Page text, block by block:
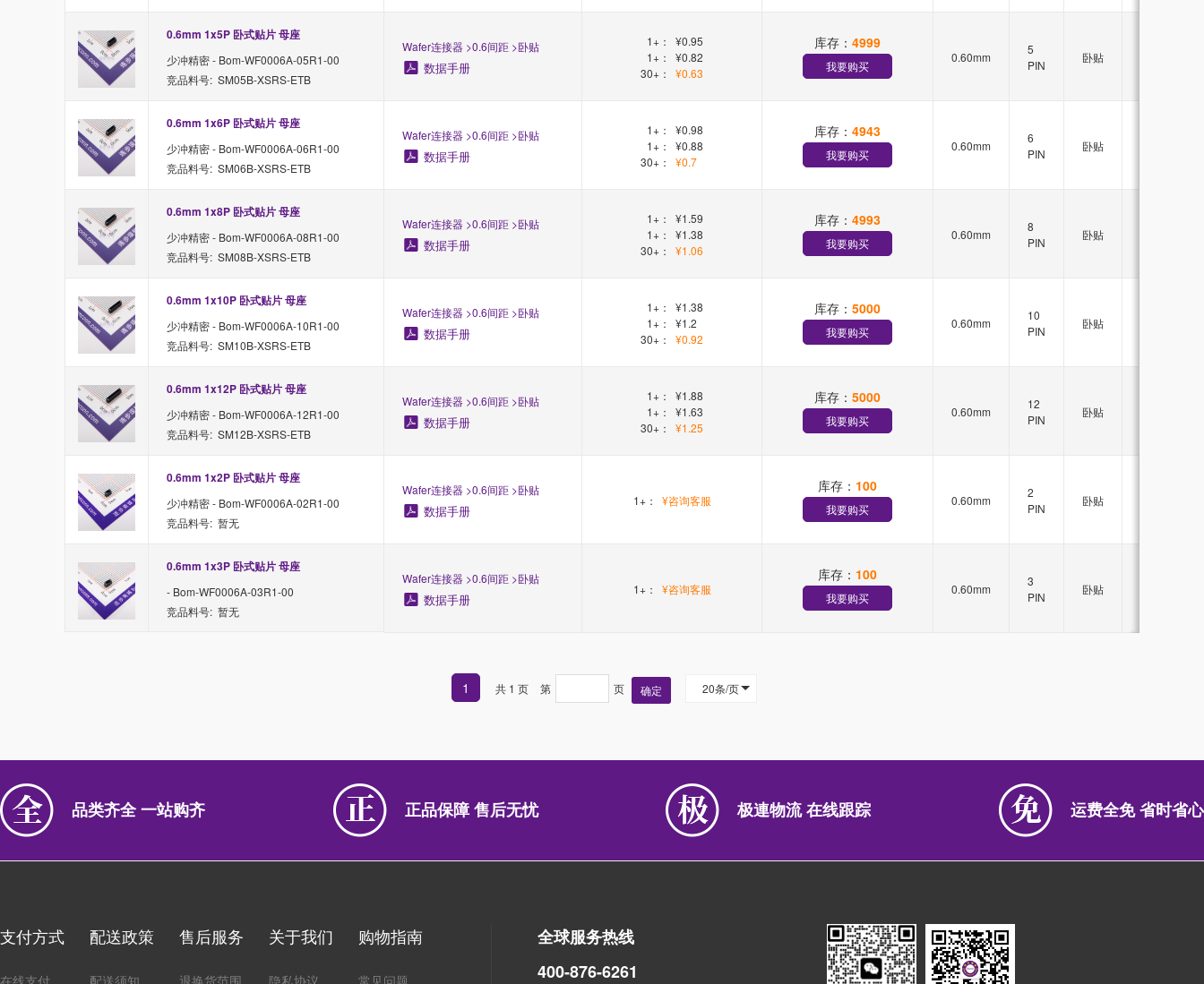
0.6mm 1x5P 卧式贴片 母座
少冲精密 - Bom-WF0006A-05R1-00
竞品料号: SM05B-XSRS-ETB
Wafer连接器 >0.6间距 >卧贴
数据手册
1+：
¥0.95
1+：
¥0.82
30+：
¥0.63
库存： 4999
我要购买
0.60mm
5
PIN
卧贴
0.6mm 1x6P 卧式贴片 母座
少冲精密 - Bom-WF0006A-06R1-00
竞品料号: SM06B-XSRS-ETB
Wafer连接器 >0.6间距 >卧贴
数据手册
1+：
¥0.98
1+：
¥0.88
30+：
¥0.7
库存： 4943
我要购买
0.60mm
6
PIN
卧贴
0.6mm 1x8P 卧式贴片 母座
少冲精密 - Bom-WF0006A-08R1-00
竞品料号: SM08B-XSRS-ETB
Wafer连接器 >0.6间距 >卧贴
数据手册
1+：
¥1.59
1+：
¥1.38
30+：
¥1.06
库存： 4993
我要购买
0.60mm
8
PIN
卧贴
0.6mm 1x10P 卧式贴片 母座
少冲精密 - Bom-WF0006A-10R1-00
竞品料号: SM10B-XSRS-ETB
Wafer连接器 >0.6间距 >卧贴
数据手册
1+：
¥1.38
1+：
¥1.2
30+：
¥0.92
库存： 5000
我要购买
0.60mm
10
PIN
卧贴
0.6mm 1x12P 卧式贴片 母座
少冲精密 - Bom-WF0006A-12R1-00
竞品料号: SM12B-XSRS-ETB
Wafer连接器 >0.6间距 >卧贴
数据手册
1+：
¥1.88
1+：
¥1.63
30+：
¥1.25
库存： 5000
我要购买
0.60mm
12
PIN
卧贴
0.6mm 1x2P 卧式贴片 母座
少冲精密 - Bom-WF0006A-02R1-00
竞品料号: 暂无
Wafer连接器 >0.6间距 >卧贴
数据手册
1+： ¥咨询客服
库存： 100
我要购买
0.60mm
2
PIN
卧贴
0.6mm 1x3P 卧式贴片 母座
- Bom-WF0006A-03R1-00
竞品料号: 暂无
Wafer连接器 >0.6间距 >卧贴
数据手册
1+： ¥咨询客服
库存： 100
我要购买
0.60mm
3
PIN
卧贴
1 共 1 页 第 页 确定 20条/页
品类齐全 一站购齐 正品保障 售后无忧 极連物流 在线跟踪 运费全免 省时省心
支付方式
在线支付
配送政策
配送须知
售后服务
退换货范围
关于我们
隐私协议
购物指南
常见问题
全球服务热线
400-876-6261